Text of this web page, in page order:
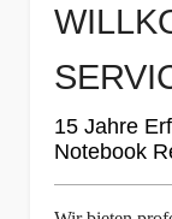
15 Jahre
Notebook